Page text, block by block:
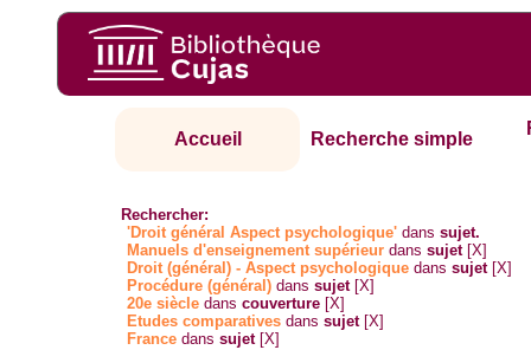
Accueil Recherche simple
Rechercher:
'Droit général Aspect psychologique' danssujet.
Manuels d'enseignement supérieur danssujet [X]
Droit (général) - Aspect psychologique danssujet [X]
Procédure (général) danssujet [X]
20e siècle danscouverture [X]
Etudes comparatives danssujet [X]
France danssujet [X]